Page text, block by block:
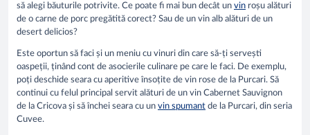
să alegi băuturile potrivite. Ce poate fi mai bun decât un vin roșu alături
de o carne de porc pregătită corect? Sau de un vin alb alături de un
desert delicios?
Este oportun să faci și un meniu cu vinuri din care să-ți servești
oaspeții, ținând cont de asocierile culinare pe care le faci. De exemplu,
poți deschide seara cu aperitive însoțite de vin rose de la Purcari. Să
continui cu felul principal servit alături de un vin Cabernet Sauvignon
de la Cricova și să închei seara cu un vin spumant de la Purcari, din seria
Cuvee.